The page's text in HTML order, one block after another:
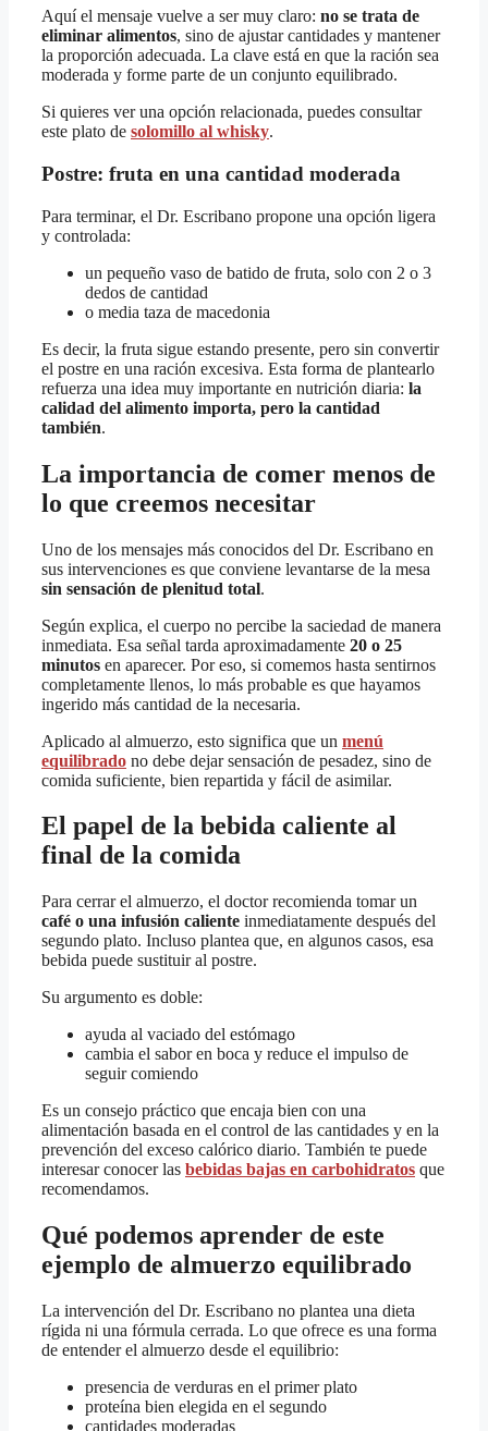
Aquí el mensaje vuelve a ser muy claro: no se trata de
eliminar alimentos, sino de ajustar cantidades y mantener
la proporción adecuada. La clave está en que la ración sea
moderada y forme parte de un conjunto equilibrado.
Si quieres ver una opción relacionada, puedes consultar
este plato de solomillo al whisky.
Postre: fruta en una cantidad moderada
Para terminar, el Dr. Escribano propone una opción ligera
y controlada:
un pequeño vaso de batido de fruta, solo con 2 o 3
dedos de cantidad
o media taza de macedonia
Es decir, la fruta sigue estando presente, pero sin convertir
el postre en una ración excesiva. Esta forma de plantearlo
refuerza una idea muy importante en nutrición diaria: la
calidad del alimento importa, pero la cantidad
también.
La importancia de comer menos de
lo que creemos necesitar
Uno de los mensajes más conocidos del Dr. Escribano en
sus intervenciones es que conviene levantarse de la mesa
sin sensación de plenitud total.
Según explica, el cuerpo no percibe la saciedad de manera
inmediata. Esa señal tarda aproximadamente 20 o 25
minutos en aparecer. Por eso, si comemos hasta sentirnos
completamente llenos, lo más probable es que hayamos
ingerido más cantidad de la necesaria.
Aplicado al almuerzo, esto significa que un menú
equilibrado no debe dejar sensación de pesadez, sino de
comida suficiente, bien repartida y fácil de asimilar.
El papel de la bebida caliente al
final de la comida
Para cerrar el almuerzo, el doctor recomienda tomar un
café o una infusión caliente inmediatamente después del
segundo plato. Incluso plantea que, en algunos casos, esa
bebida puede sustituir al postre.
Su argumento es doble:
ayuda al vaciado del estómago
cambia el sabor en boca y reduce el impulso de
seguir comiendo
Es un consejo práctico que encaja bien con una
alimentación basada en el control de las cantidades y en la
prevención del exceso calórico diario. También te puede
interesar conocer las bebidas bajas en carbohidratos que
recomendamos.
Qué podemos aprender de este
ejemplo de almuerzo equilibrado
La intervención del Dr. Escribano no plantea una dieta
rígida ni una fórmula cerrada. Lo que ofrece es una forma
de entender el almuerzo desde el equilibrio:
presencia de verduras en el primer plato
proteína bien elegida en el segundo
cantidades moderadas